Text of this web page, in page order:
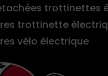
trottinettes
trottinette
vélo électrique